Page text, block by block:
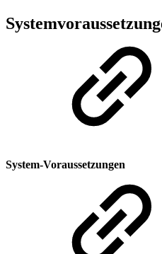
System-Voraussetzungen